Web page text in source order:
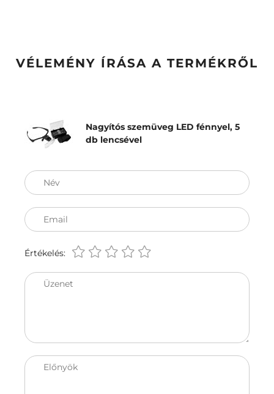
VÉLEMÉNY ÍRÁSA A TERMÉKRŐL
Nagyítós szemüveg LED fénnyel, 5
db lencsével
Név
Email
Értékelés:
Üzenet
Előnyök